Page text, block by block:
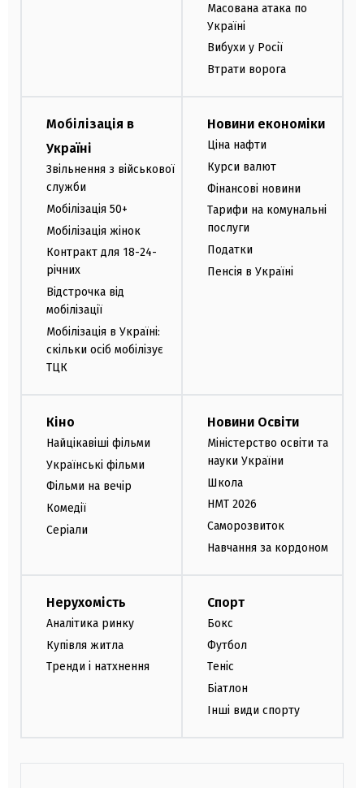
Масована атака по
Україні
Вибухи у Росії
Втрати ворога
Мобілізація в
Україні
Звільнення з військової
служби
Мобілізація 50+
Мобілізація жінок
Контракт для 18-24-
річних
Відстрочка від
мобілізації
Мобілізація в Україні:
скільки осіб мобілізує
ТЦК
Новини економіки
Ціна нафти
Курси валют
Фінансові новини
Тарифи на комунальні
послуги
Податки
Пенсія в Україні
Кіно
Найцікавіші фільми
Українські фільми
Фільми на вечір
Комедії
Серіали
Новини Освіти
Міністерство освіти та
науки України
Школа
НМТ 2026
Саморозвиток
Навчання за кордоном
Нерухомість
Аналітика ринку
Купівля житла
Тренди і натхнення
Спорт
Бокс
Футбол
Теніс
Біатлон
Інші види спорту